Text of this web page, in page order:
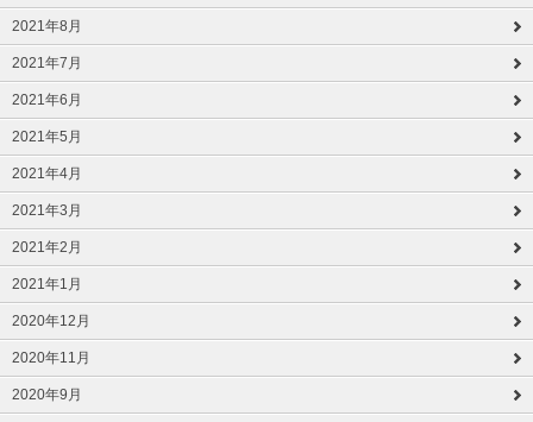
2021年8月
2021年7月
2021年6月
2021年5月
2021年4月
2021年3月
2021年2月
2021年1月
2020年12月
2020年11月
2020年9月